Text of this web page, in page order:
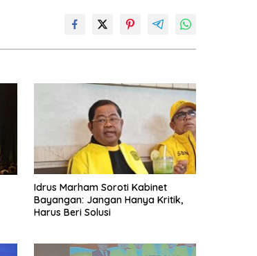
Idrus Marham Soroti Kabinet
Bayangan: Jangan Hanya Kritik,
Harus Beri Solusi